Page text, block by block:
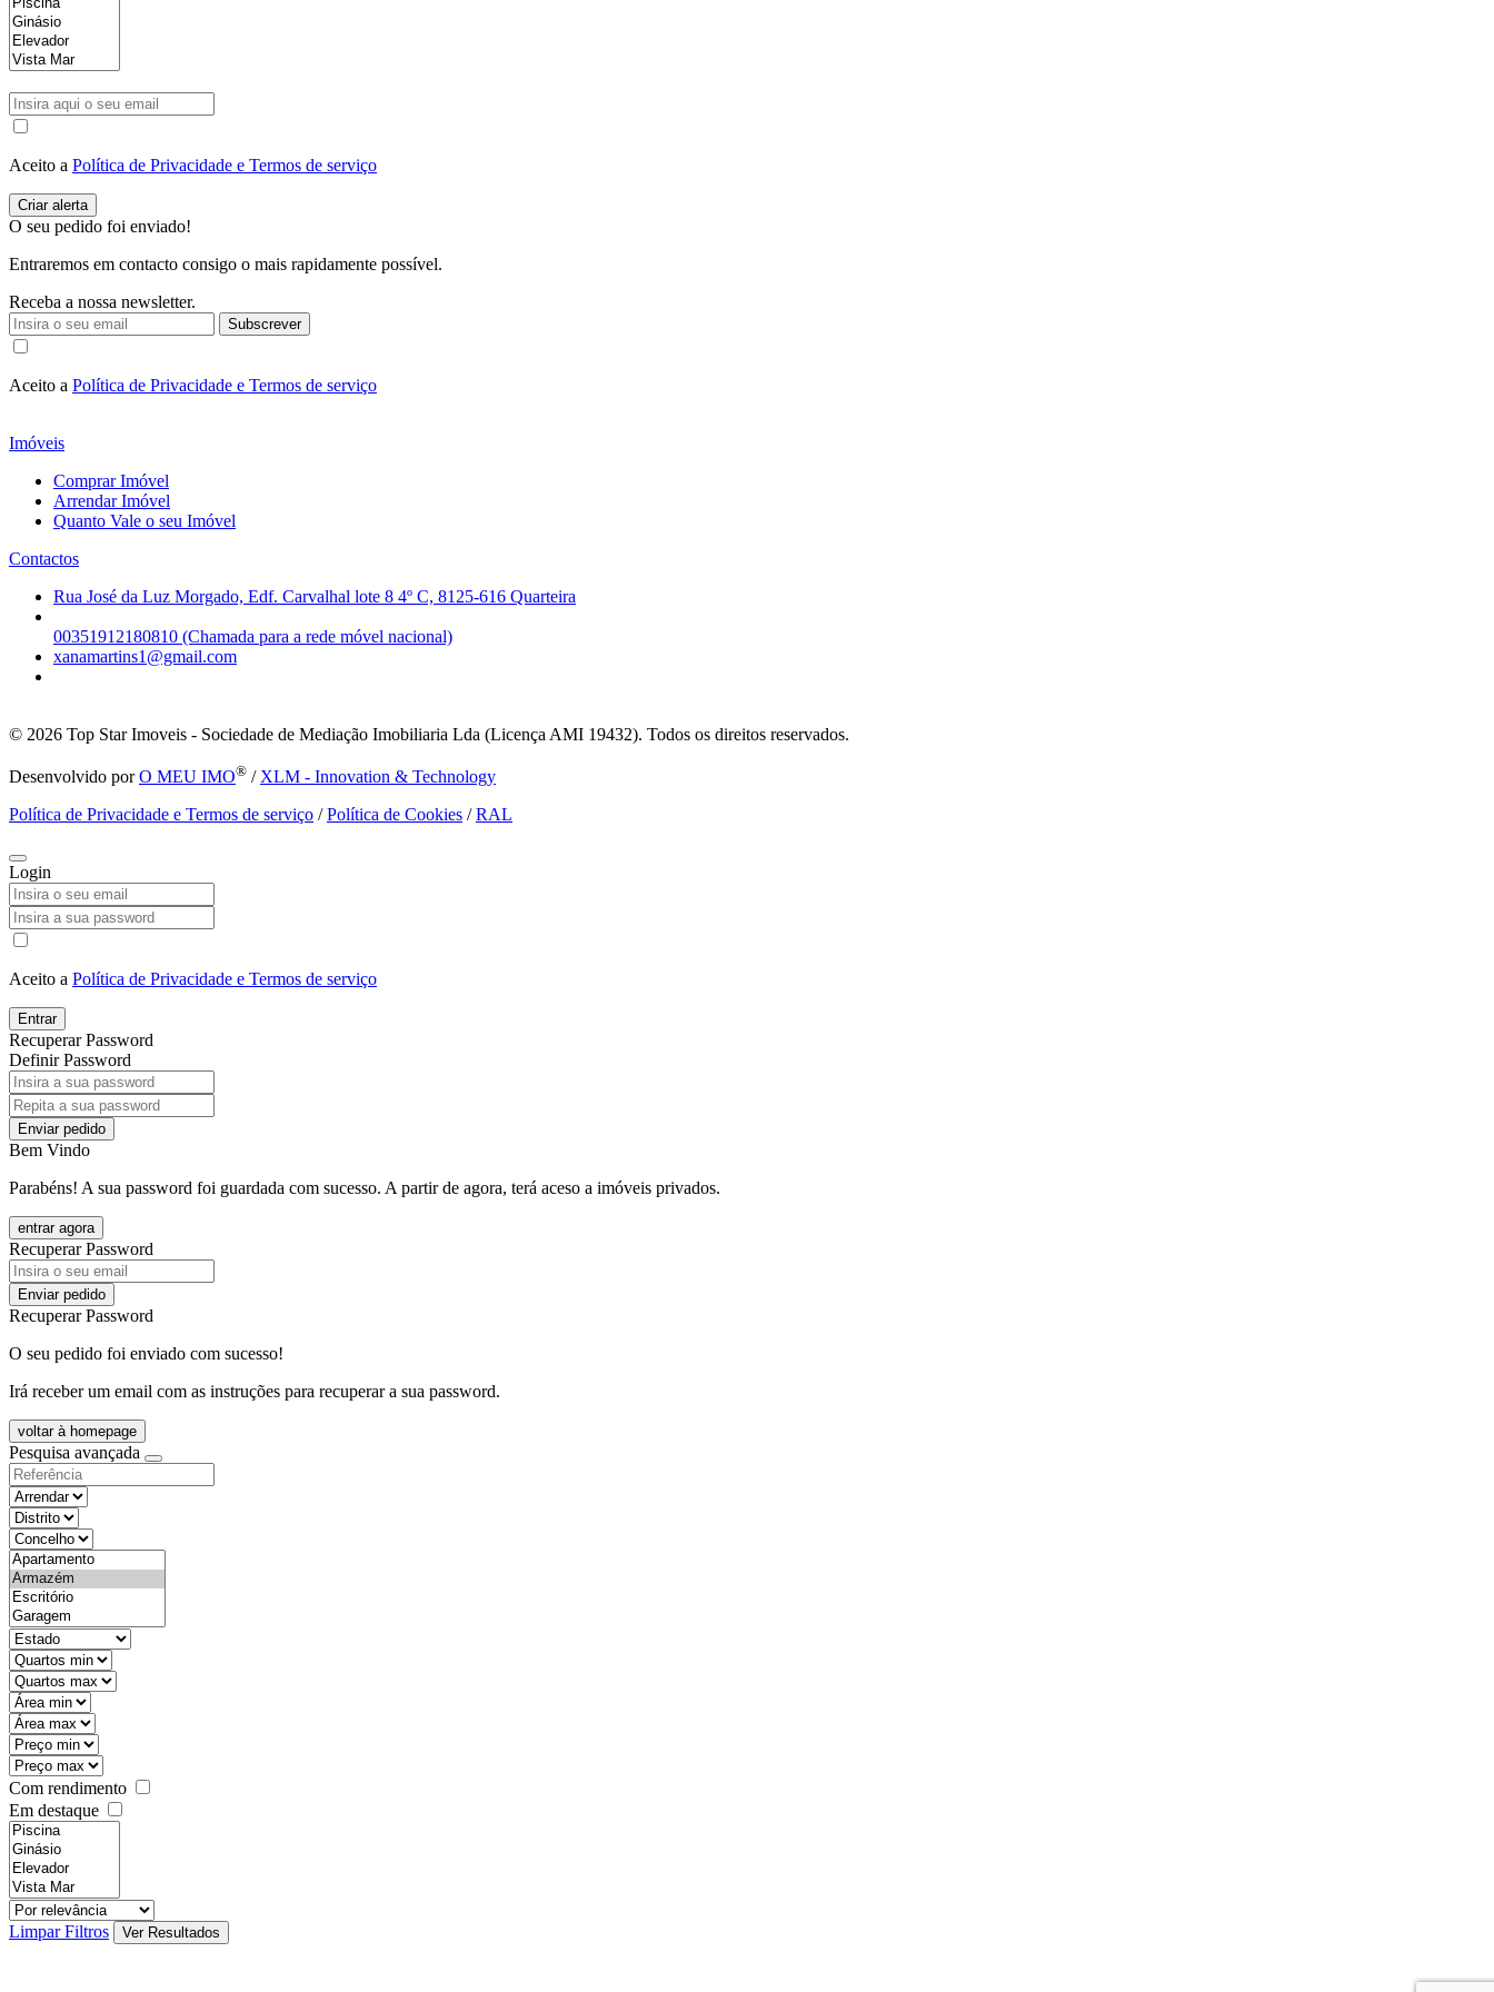
Aceito a Política de Privacidade e Termos de serviço
O seu pedido foi enviado!
Entraremos em contacto consigo o mais rapidamente possível.
Receba a nossa newsletter.
Subscrever
Aceito a Política de Privacidade e Termos de serviço
Imóveis
Comprar Imóvel
Arrendar Imóvel
Quanto Vale o seu Imóvel
Contactos
Rua José da Luz Morgado, Edf. Carvalhal lote 8 4º C, 8125-616 Quarteira
00351912180810 (Chamada para a rede móvel nacional)
xanamartins1@gmail.com
© 2026 Top Star Imoveis - Sociedade de Mediação Imobiliaria Lda (Licença AMI 19432). Todos os direitos reservados.
Desenvolvido porO MEU IMO® / XLM - Innovation & Technology
Política de Privacidade e Termos de serviço /Política de Cookies /RAL
Login
Aceito a Política de Privacidade e Termos de serviço
Entrar
Recuperar Password
Definir Password
Enviar pedido
Bem Vindo
Parabéns! A sua password foi guardada com sucesso. A partir de agora, terá aceso a imóveis privados.
entrar agora
Recuperar Password
Enviar pedido
Recuperar Password
O seu pedido foi enviado com sucesso!
Irá receber um email com as instruções para recuperar a sua password.
voltar à homepage
Pesquisa avançada
objective
districtId
countyId
types
state
mintypo
maxtypo
minarea
maxarea
minprice
maxprice
Com rendimento
Em destaque
features
realestateOrder
Limpar Filtros
Ver Resultados